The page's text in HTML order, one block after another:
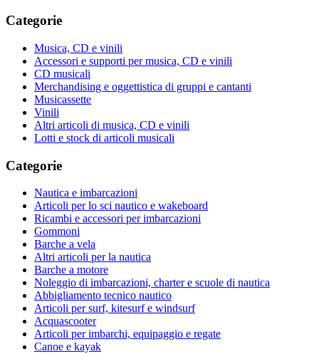
Categorie
Musica, CD e vinili
Accessori e supporti per musica, CD e vinili
CD musicali
Merchandising e oggettistica di gruppi e cantanti
Musicassette
Vinili
Altri articoli di musica, CD e vinili
Lotti e stock di articoli musicali
Categorie
Nautica e imbarcazioni
Articoli per lo sci nautico e wakeboard
Ricambi e accessori per imbarcazioni
Gommoni
Barche a vela
Altri articoli per la nautica
Barche a motore
Noleggio di imbarcazioni, charter e scuole di nautica
Abbigliamento tecnico nautico
Articoli per surf, kitesurf e windsurf
Acquascooter
Articoli per imbarchi, equipaggio e regate
Canoe e kayak